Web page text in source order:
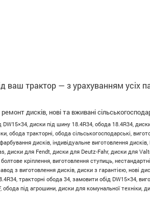
ваш трактор — з урахуванням усіх
дисків, нові та вживані
диски під шину 18.4R34, обода 18.4R34,
обода тракторні, обода сільськогосподарські,
дисків, індивідуальне виготовлення
диски для Fendt, диски для Deutz-Fahr, диски для
кріплення, виготовлення ступиць,
з виготовлення дисків, диски з гарантією, нові
тракторні обода 34, замовити обід DW15×34,
під агрошини, диски для комунальної техніки,